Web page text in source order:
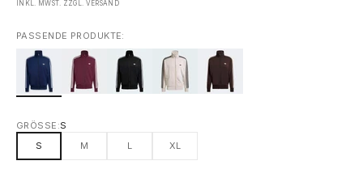
INKL. MWST. ZZGL. VERSAND
PASSENDE PRODUKTE:
GRÖSSE: S
S
M L XL